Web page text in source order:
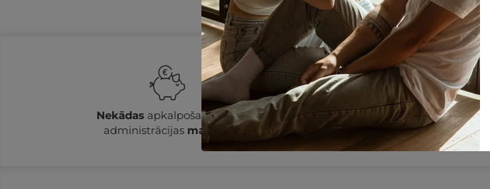
Nekādasapkalpošanas un
administrācijas maksas
14 dienunaudas atmaksas